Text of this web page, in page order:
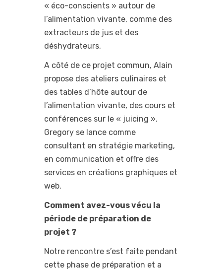
« éco-conscients » autour de
l’alimentation vivante, comme des
extracteurs de jus et des
déshydrateurs.
A côté de ce projet commun, Alain
propose des ateliers culinaires et
des tables d’hôte autour de
l’alimentation vivante, des cours et
conférences sur le « juicing ».
Gregory se lance comme
consultant en stratégie marketing,
en communication et offre des
services en créations graphiques et
web.
Comment avez-vous vécu la
période de préparation de
projet ?
Notre rencontre s’est faite pendant
cette phase de préparation et a